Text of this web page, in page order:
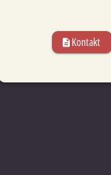
description Kontakt